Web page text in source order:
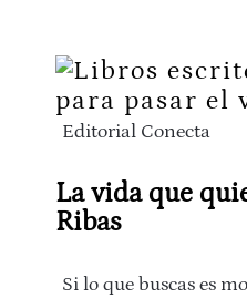
Editorial Conecta
La vida que
Ribas
Si lo que buscas es